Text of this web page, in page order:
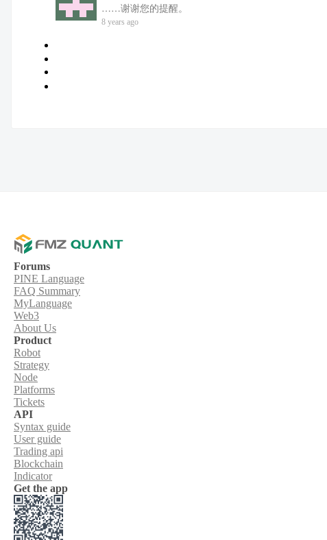
……谢谢您的提醒。
8 years ago
Forums
PINE Language
FAQ Summary
MyLanguage
Web3
About Us
Product
Robot
Strategy
Node
Platforms
Tickets
API
Syntax guide
User guide
Trading api
Blockchain
Indicator
Get the app